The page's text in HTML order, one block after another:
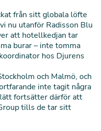
från sitt globala löfte
nu utanför Radisson Blu
att hotellkedjan tar
burar – inte tomma
hos Djurens
och Malmö, och
inte tagit några
fortsätter därför att
tills de tar sitt